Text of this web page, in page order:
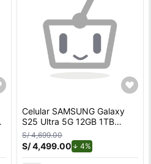
Celular SAMSUNG Galaxy
S25 Ultra 5G 12GB 1TB
White Silver
S/ 4,699.00
S/ 4,499.00 4%de descuento.